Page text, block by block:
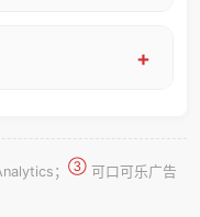
； ③ 可口可乐广告